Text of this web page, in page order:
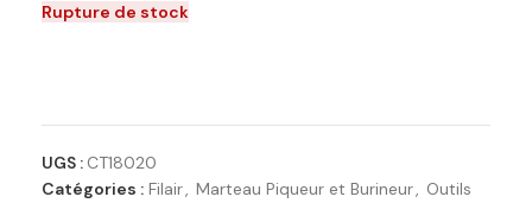
Rupture de stock
UGS : CT18020
Catégories : Filair, Marteau Piqueur et Burineur, Outils